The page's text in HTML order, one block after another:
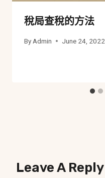
稅局查稅的方法
By Admin June 24, 2022
Leave A Reply